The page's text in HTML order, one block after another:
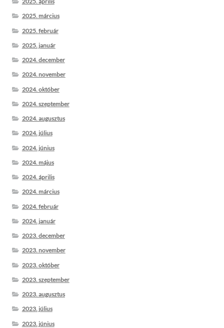
2025. március
2025. február
2025. január
2024. december
2024. november
2024. október
2024. szeptember
2024. augusztus
2024. július
2024. június
2024. május
2024. április
2024. március
2024. február
2024. január
2023. december
2023. november
2023. október
2023. szeptember
2023. augusztus
2023. július
2023. június